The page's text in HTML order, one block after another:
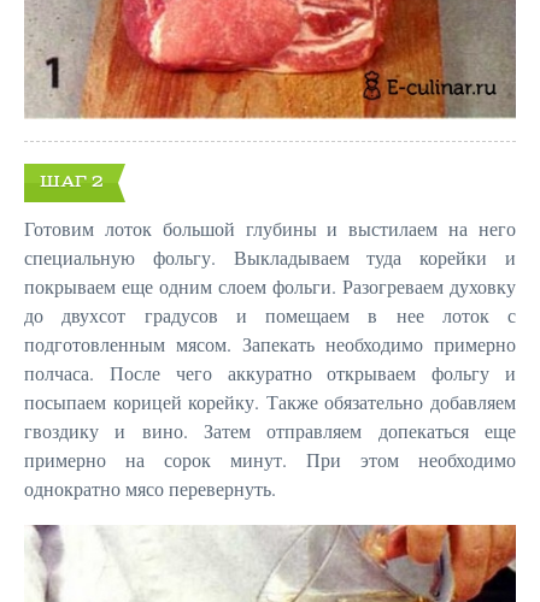
ШАГ 2
Готовим лоток большой глубины и выстилаем на него
специальную фольгу. Выкладываем туда корейки и
покрываем еще одним слоем фольги. Разогреваем духовку
до двухсот градусов и помещаем в нее лоток с
подготовленным мясом. Запекать необходимо примерно
полчаса. После чего аккуратно открываем фольгу и
посыпаем корицей корейку. Также обязательно добавляем
гвоздику и вино. Затем отправляем допекаться еще
примерно на сорок минут. При этом необходимо
однократно мясо перевернуть.